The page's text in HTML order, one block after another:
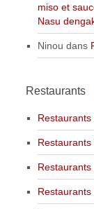
miso et
Nasu
Ninou dans
Restaurants
Restaurants
Restaurants